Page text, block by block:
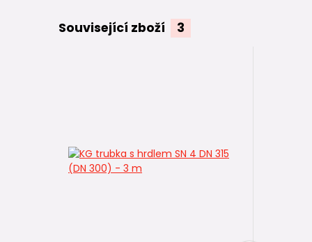
Související zboží 3